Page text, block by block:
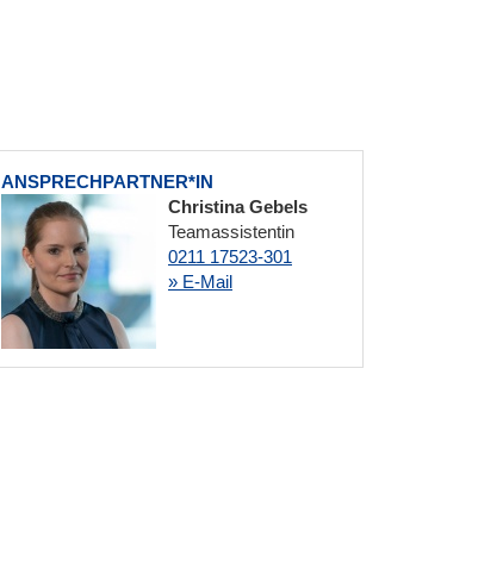
ANSPRECHPARTNER*IN
Christina Gebels
Teamassistentin
0211 17523-301
» E-Mail